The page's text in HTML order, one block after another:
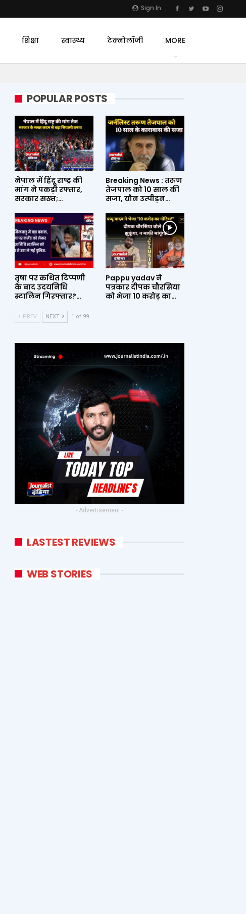
Sign In
शिक्षा स्वास्थ्य टेक्नोलॉजी MORE
POPULAR POSTS
नेपाल में हिंदू राष्ट्र की
मांग ने पकड़ी रफ्तार,
सरकार सख्त;…
Breaking News : तरुण
तेजपाल को 10 साल की
सजा, यौन उत्पीड़न…
तृषा पर कथित टिप्पणी
के बाद उदयनिधि
स्टालिन गिरफ्तार?…
Pappu yadav ने
पत्रकार दीपक चौरसिया
को भेजा 10 करोड़ का…
PREV NEXT 1 of 99
- Advertisement -
LASTEST REVIEWS
WEB STORIES